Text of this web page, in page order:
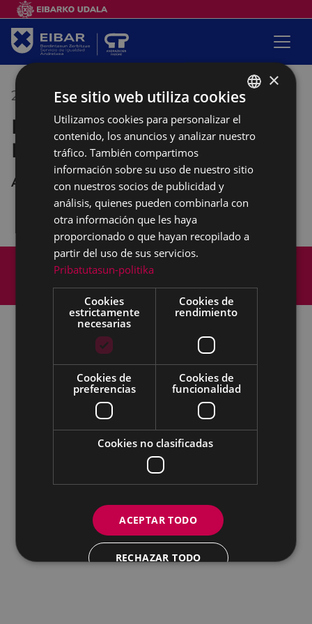
22/11/2021 17:00- 19:30
Reunión de la Mesa de la
Mujer
Andretxea
Mapa del Sitio
Aviso legal
Política de cookies
Accesibilidad
Todas las redes sociales del Ayuntamiento
Eibarko Andretxea - Isasi kalea, 11 | 20600 Eibar
Andretxea: 943 54 39 38
Igualdad: 943 70 84 40
andretxea@eibar.eus
berdintasuna@eibar.eus
IFZ: P2003100A | DIR3 L01200300
BASQUE
SPANISH
×
Ese sitio web utiliza cookies
Utilizamos cookies para personalizar el
contenido, los anuncios y analizar nuestro
tráfico. También compartimos
información sobre su uso de nuestro sitio
con nuestros socios de publicidad y
análisis, quienes pueden combinarla con
otra información que les haya
proporcionado o que hayan recopilado a
partir del uso de sus servicios.
Pribatutasun-politika
Cookies
estrictamente
necesarias
Cookies de
rendimiento
Cookies de
preferencias
Cookies de
funcionalidad
Cookies no clasificadas
ACEPTAR TODO
RECHAZAR TODO